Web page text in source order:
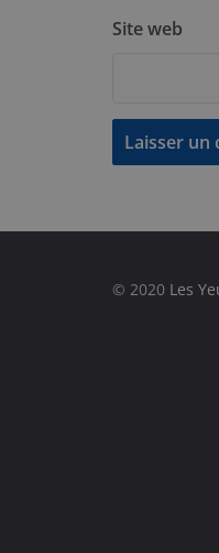
Site web
© 2020 Les